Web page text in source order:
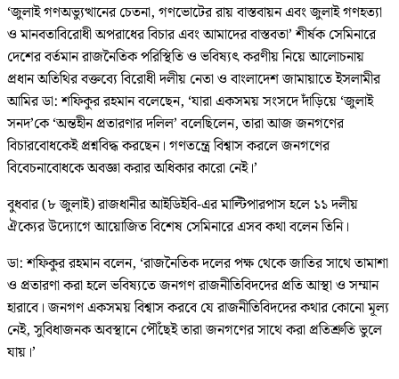
‘জুলাই গণঅভ্যুত্থানের চেতনা, গণভোটের রায় বাস্তবায়ন এবং জুলাই গণহত্যা
ও মানবতাবিরোধী অপরাধের বিচার এবং আমাদের বাস্তবতা’ শীর্ষক সেমিনারে
দেশের বর্তমান রাজনৈতিক পরিস্থিতি ও ভবিষ্যৎ করণীয় নিয়ে আলোচনায়
প্রধান অতিথির বক্তব্যে বিরোধী দলীয় নেতা ও বাংলাদেশ জামায়াতে ইসলামীর
আমির ডা: শফিকুর রহমান বলেছেন, ‘যারা একসময় সংসদে দাঁড়িয়ে ‘জুলাই
সনদ’কে ‘অন্তহীন প্রতারণার দলিল’ বলেছিলেন, তারা আজ জনগণের
বিচারবোধকেই প্রশ্নবিদ্ধ করছেন। গণতন্ত্রে বিশ্বাস করলে জনগণের
বিবেচনাবোধকে অবজ্ঞা করার অধিকার কারো নেই।’
বুধবার (৮ জুলাই) রাজধানীর আইডিইবি-এর মাল্টিপারপাস হলে ১১ দলীয়
ঐক্যের উদ্যোগে আয়োজিত বিশেষ সেমিনারে এসব কথা বলেন তিনি।
ডা: শফিকুর রহমান বলেন, ‘রাজনৈতিক দলের পক্ষ থেকে জাতির সাথে তামাশা
ও প্রতারণা করা হলে ভবিষ্যতে জনগণ রাজনীতিবিদদের প্রতি আস্থা ও সম্মান
হারাবে। জনগণ একসময় বিশ্বাস করবে যে রাজনীতিবিদদের কথার কোনো মূল্য
নেই, সুবিধাজনক অবস্থানে পৌঁছেই তারা জনগণের সাথে করা প্রতিশ্রুতি ভুলে
যায়।’